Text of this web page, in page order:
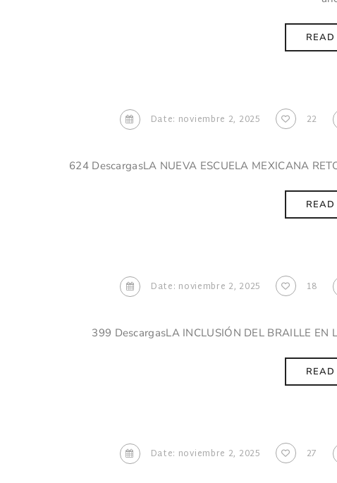
READ
Date: noviembre 2, 2025 22
624 DescargasLA NUEVA ESCUELA MEXICANA
READ
Date: noviembre 2, 2025 18
399 DescargasLA INCLUSIÓN DEL BRAILLE EN
READ
Date: noviembre 2, 2025 27